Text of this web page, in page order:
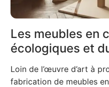
Les meubles en
écologiques et
Loin de l’œuvre d’art à
fabrication de meubles